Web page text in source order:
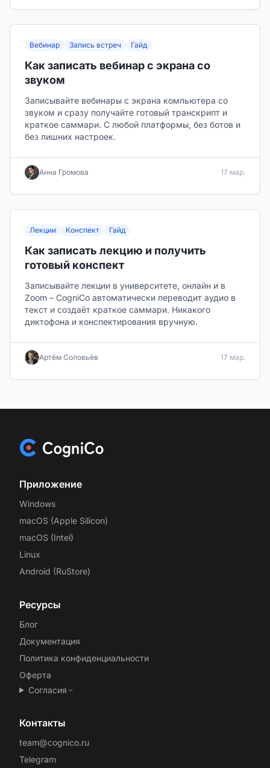
Вебинар Запись встреч Гайд
Как записать вебинар с экрана со
звуком
Записывайте вебинары с экрана компьютера со
звуком и сразу получайте готовый транскрипт и
краткое саммари. С любой платформы, без ботов и
без лишних настроек.
Анна Громова 17 мар.
Лекции Конспект Гайд
Как записать лекцию и получить
готовый конспект
Записывайте лекции в университете, онлайн и в
Zoom – CogniCo автоматически переводит аудио в
текст и создаёт краткое саммари. Никакого
диктофона и конспектирования вручную.
Артём Соловьёв 17 мар.
Приложение
Windows
macOS (Apple Silicon)
macOS (Intel)
Linux
Android (RuStore)
Ресурсы
Блог
Документация
Политика конфиденциальности
Оферта
Согласия
Контакты
team@cognico.ru
Telegram